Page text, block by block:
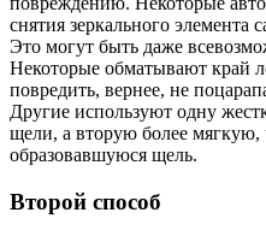
снятия зеркального элемента
Это могут быть даже
Некоторые обматывают край
повредить, вернее, не
Другие используют одну
щели, а вторую более мягкую,
образовавшуюся щель.
Второй способ